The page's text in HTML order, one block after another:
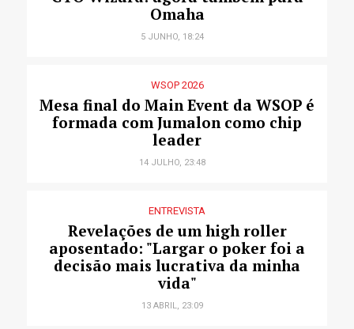
Omaha
5 JUNHO, 18:24
WSOP 2026
Mesa final do Main Event da WSOP é
formada com Jumalon como chip
leader
14 JULHO, 23:48
ENTREVISTA
Revelações de um high roller
aposentado: "Largar o poker foi a
decisão mais lucrativa da minha
vida"
13 ABRIL, 23:09